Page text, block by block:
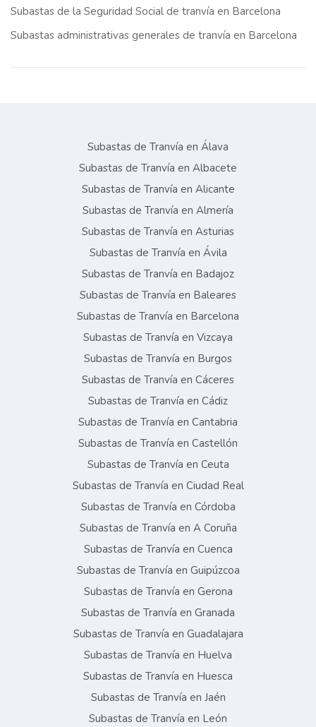
Subastas de la Seguridad Social de tranvía en Barcelona
Subastas administrativas generales de tranvía en Barcelona
Subastas de Tranvía en Álava
Subastas de Tranvía en Albacete
Subastas de Tranvía en Alicante
Subastas de Tranvía en Almería
Subastas de Tranvía en Asturias
Subastas de Tranvía en Ávila
Subastas de Tranvía en Badajoz
Subastas de Tranvía en Baleares
Subastas de Tranvía en Barcelona
Subastas de Tranvía en Vizcaya
Subastas de Tranvía en Burgos
Subastas de Tranvía en Cáceres
Subastas de Tranvía en Cádiz
Subastas de Tranvía en Cantabria
Subastas de Tranvía en Castellón
Subastas de Tranvía en Ceuta
Subastas de Tranvía en Ciudad Real
Subastas de Tranvía en Córdoba
Subastas de Tranvía en A Coruña
Subastas de Tranvía en Cuenca
Subastas de Tranvía en Guipúzcoa
Subastas de Tranvía en Gerona
Subastas de Tranvía en Granada
Subastas de Tranvía en Guadalajara
Subastas de Tranvía en Huelva
Subastas de Tranvía en Huesca
Subastas de Tranvía en Jaén
Subastas de Tranvía en León